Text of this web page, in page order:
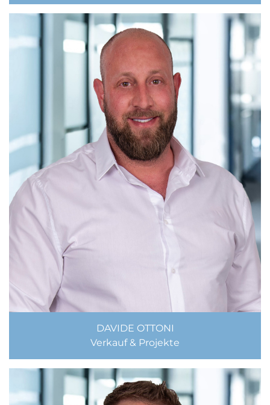
DAVIDE OTTONI
Verkauf & Projekte